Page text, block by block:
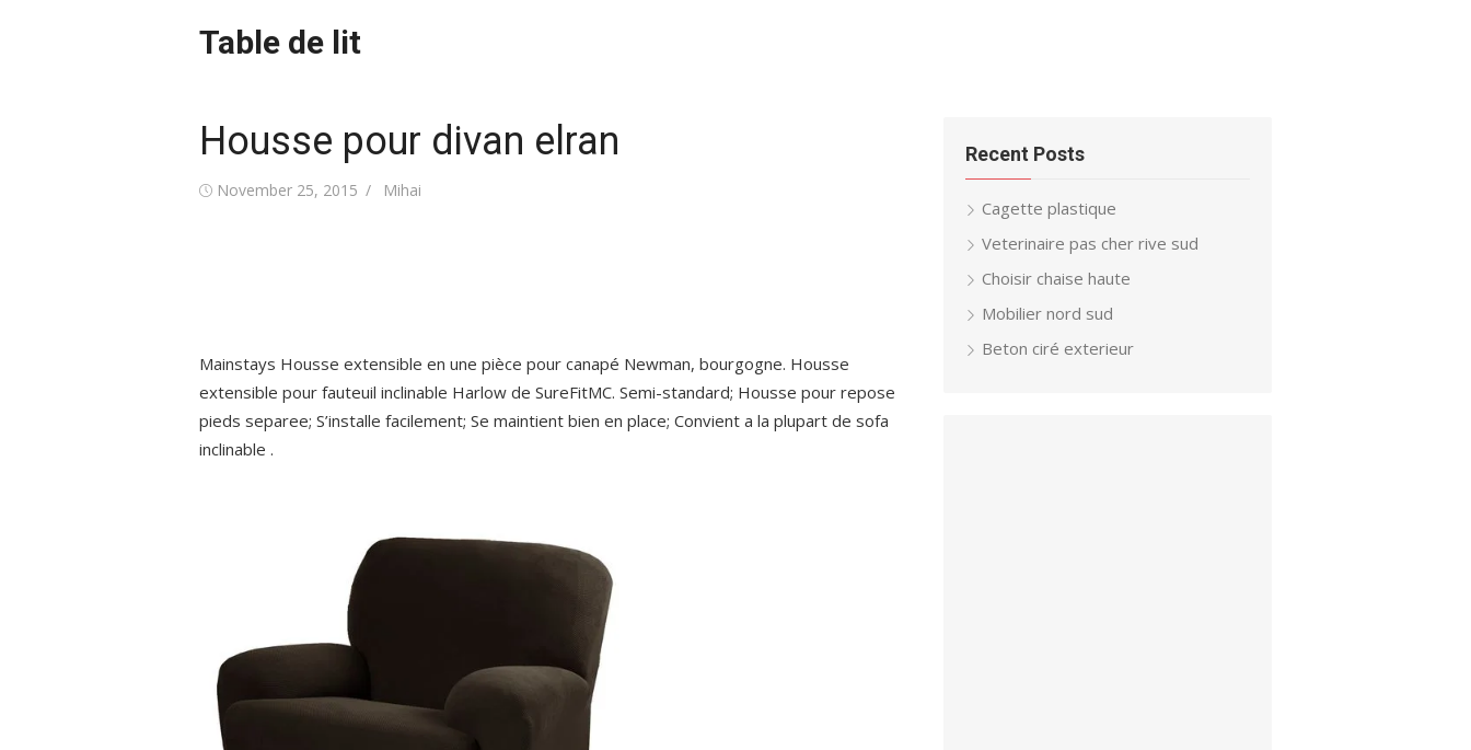
Table de lit
Housse pour divan elran
Posted
November 25, 2015 Author
Mihai
Mainstays Housse extensible en une pièce pour canapé Newman, bourgogne. Housse
extensible pour fauteuil inclinable Harlow de SureFitMC. Semi-standard; Housse pour repose
pieds separee; S’installe facilement; Se maintient bien en place; Convient a la plupart de sofa
inclinable .
Recent Posts
Cagette plastique
Veterinaire pas cher rive sud
Choisir chaise haute
Mobilier nord sud
Beton ciré exterieur